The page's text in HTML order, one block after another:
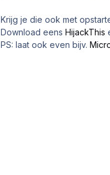
Krijg je die ook met
Download eens HijackThis
PS: laat ook even bijv.